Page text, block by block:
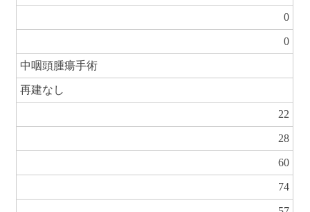
0
0
中咽頭腫瘍手術
再建なし
22
28
60
74